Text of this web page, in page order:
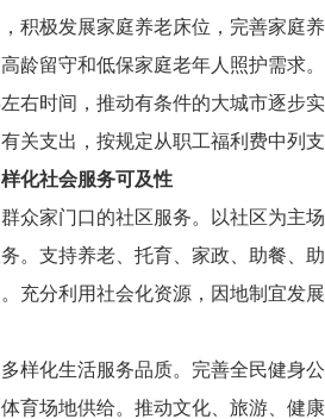
，积极发展家庭养老床位，完善家
龄留守和低保家庭老年人照护需求
右时间，推动有条件的大城市逐步
关支出，按规定从职工福利费中列
化社会服务可及性
群众家门口的社区服务。以社区为
。支持养老、托育、家政、助餐、
充分利用社会化资源，因地制宜发
多样化生活服务品质。完善全民健
育场地供给。推动文化、旅游、健